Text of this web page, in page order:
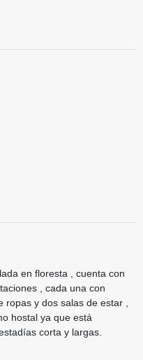
en floresta , cuenta con
, cada una con
y dos salas de estar ,
hostal ya que está
corta y largas.